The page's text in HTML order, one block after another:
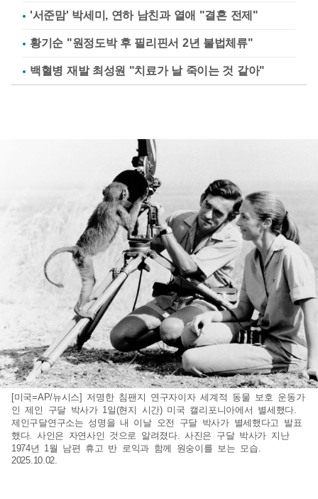
'서준맘' 박세미, 연하 남친과 열애 "결혼 전제"
황기순 "원정도박 후 필리핀서 2년 불법체류"
백혈병 재발 최성원 "치료가 날 죽이는 것 같아"
[미국=AP/뉴시스] 저명한 침팬지 연구자이자 세계적 동물 보호 운동가
인 제인 구달 박사가 1일(현지 시간) 미국 캘리포니아에서 별세했다.
제인구달연구소는 성명을 내 이날 오전 구달 박사가 별세했다고 발표
했다. 사인은 자연사인 것으로 알려졌다. 사진은 구달 박사가 지난
1974년 1월 남편 휴고 반 로익과 함께 원숭이를 보는 모습.
2025.10.02.